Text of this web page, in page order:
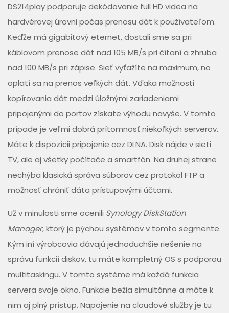
DS214play podporuje dekódovanie full HD videa na
hardvérovej úrovni počas prenosu dát k používateľom.
Keďže má gigabitový eternet, dostali sme sa pri
káblovom prenose dát nad 105 MB/s pri čítaní a zhruba
nad 100 MB/s pri zápise. Sieť vyťažíte na maximum, no
oplatí sa na prenos veľkých dát. Vďaka možnosti
kopírovania dát medzi úložnými zariadeniami
pripojenými do portov získate výhodu navyše. V tomto
prípade je veľmi dobrá prítomnosť niekoľkých serverov.
Máte k dispozícii pripojenie cez DLNA. Disk nájde v sieti
TV, ale aj všetky počítače a smartfón. Na druhej strane
nechýba klasická správa súborov cez protokol FTP a
možnosť chrániť dáta prístupovými účtami.
Už v minulosti sme ocenili Synology DiskStation
Manager, ktorý je pýchou systémov v tomto segmente.
Kým iní výrobcovia dávajú jednoduchšie riešenie na
správu funkcií diskov, tu máte kompletný OS s podporou
multitaskingu. V tomto systéme má každá funkcia
servera svoje okno. Funkcie bežia simultánne a máte k
nim aj plný prístup. Napojenie na cloudové služby je tu